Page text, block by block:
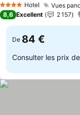
4 Étoiles Hotel Vues
8,6 Excellent 2 157
De 84 €
Consulter les prix de